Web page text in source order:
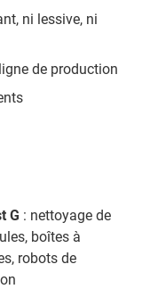
ni lessive, ni
de production
G : nettoyage de
boîtes à
robots de